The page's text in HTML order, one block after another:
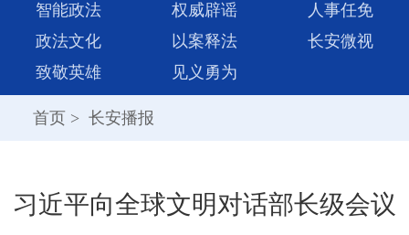
智能政法
权威辟谣
人事任免
政法文化
以案释法
长安微视
致敬英雄
见义勇为
首页 > 长安播报
习近平向全球文明对话部长级会议